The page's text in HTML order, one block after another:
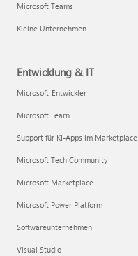
Microsoft Teams
Kleine Unternehmen
Entwicklung & IT
Microsoft-Entwickler
Microsoft Learn
Support für KI-Apps im Marketplace
Microsoft Tech Community
Microsoft Marketplace
Microsoft Power Platform
Softwareunternehmen
Visual Studio